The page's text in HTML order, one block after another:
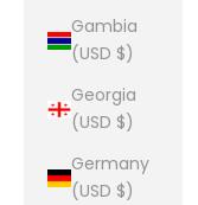
Gambia
(USD $)
Georgia
(USD $)
Germany
(USD $)